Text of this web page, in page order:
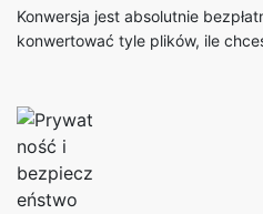
Prywatność i
Nasza strona priorytetowo